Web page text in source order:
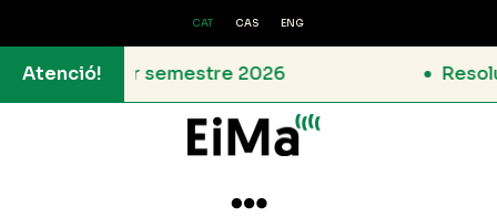
CAT CAS ENG
Atenció!
1r semestre 2026 Resolució de la
